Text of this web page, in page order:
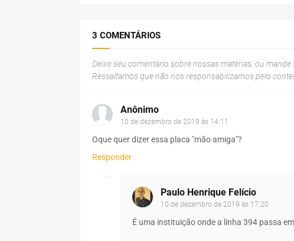
3 COMENTÁRIOS
Deixe seu comentário sobre nossas matérias, ou
Ressaltamos que não nos responsabilizamos pelo
Anônimo
10 de dezembro de 2019 às 14:11
Oque quer dizer essa placa "mão amiga"?
Responder
Paulo Henrique Felício
10 de dezembro de 2019 às 17:20
É uma instituição onde a linha 394 passa